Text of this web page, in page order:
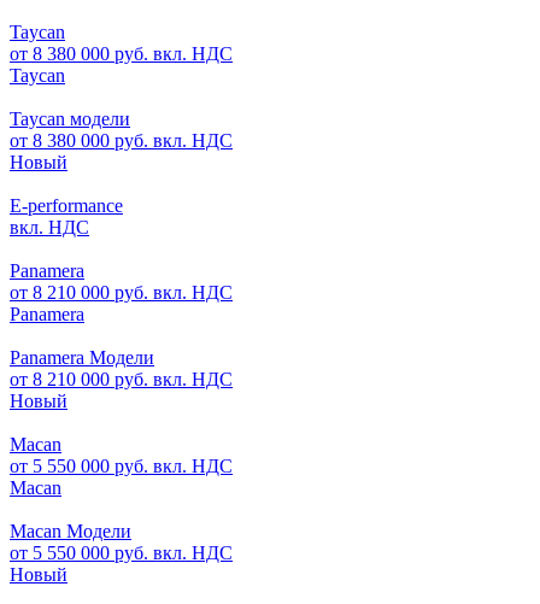
Taycan
от 8 380 000 руб. вкл. НДС
Taycan
Taycan модели
от 8 380 000 руб. вкл. НДС
Новый
E-performance
вкл. НДС
Panamera
от 8 210 000 руб. вкл. НДС
Panamera
Panamera Модели
от 8 210 000 руб. вкл. НДС
Новый
Macan
от 5 550 000 руб. вкл. НДС
Macan
Macan Модели
от 5 550 000 руб. вкл. НДС
Новый